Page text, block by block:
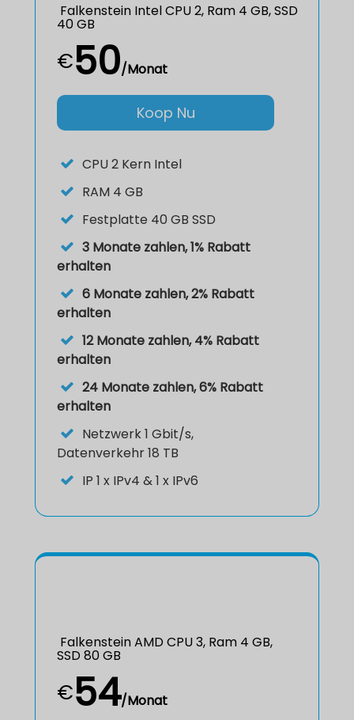
Falkenstein Intel CPU 2, Ram 4 GB, SSD
40 GB
€50/Monat
Koop Nu
CPU 2 Kern Intel
RAM 4 GB
Festplatte 40 GB SSD
3 Monate zahlen, 1% Rabatt
erhalten
6 Monate zahlen, 2% Rabatt
erhalten
12 Monate zahlen, 4% Rabatt
erhalten
24 Monate zahlen, 6% Rabatt
erhalten
Netzwerk 1 Gbit/s,
Datenverkehr 18 TB
IP 1 x IPv4 & 1 x IPv6
Falkenstein AMD CPU 3, Ram 4 GB,
SSD 80 GB
€54/Monat